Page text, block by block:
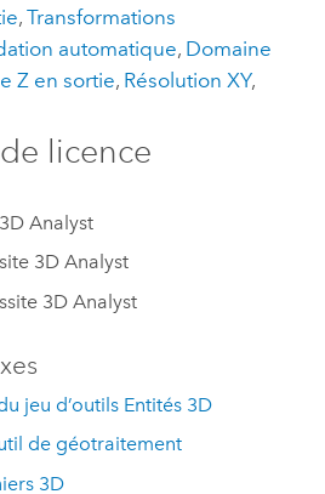
, Transformations
automatique, Domaine
Z en sortie, Résolution XY,
licence
Analyst
3D Analyst
3D Analyst
jeu d’outils Entités 3D
de géotraitement
3D